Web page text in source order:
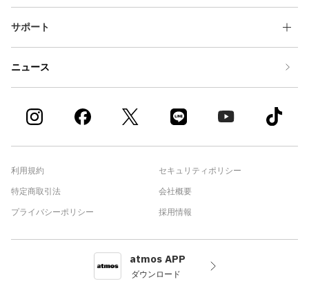
サポート
ニュース
利用規約
特定商取引法
プライバシーポリシー
セキュリティポリシー
会社概要
採用情報
atmos APP
ダウンロード